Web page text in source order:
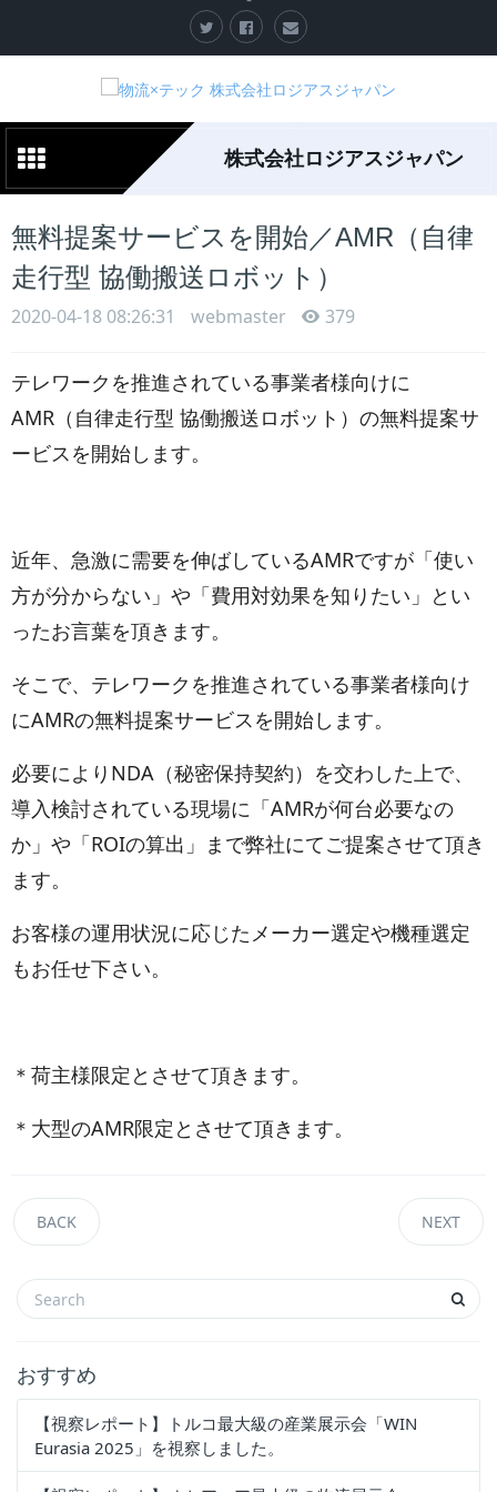
株式会社ロジアスジャパン
無料提案サービスを開始／AMR（自律
走行型 協働搬送ロボット）
2020-04-18 08:26:31 webmaster 379
テレワークを推進されている事業者様向けに
AMR（自律走行型 協働搬送ロボット）の無料提案サ
ービスを開始します。
近年、急激に需要を伸ばしているAMRですが「使い
方が分からない」や「費用対効果を知りたい」とい
ったお言葉を頂きます。
そこで、テレワークを推進されている事業者様向け
にAMRの無料提案サービスを開始します。
必要によりNDA（秘密保持契約）を交わした上で、
導入検討されている現場に「AMRが何台必要なの
か」や「ROIの算出」まで弊社にてご提案させて頂き
ます。
お客様の運用状況に応じたメーカー選定や機種選定
もお任せ下さい。
＊荷主様限定とさせて頂きます。
＊大型のAMR限定とさせて頂きます。
BACK NEXT
おすすめ
【視察レポート】トルコ最大級の産業展示会「WIN
Eurasia 2025」を視察しました。